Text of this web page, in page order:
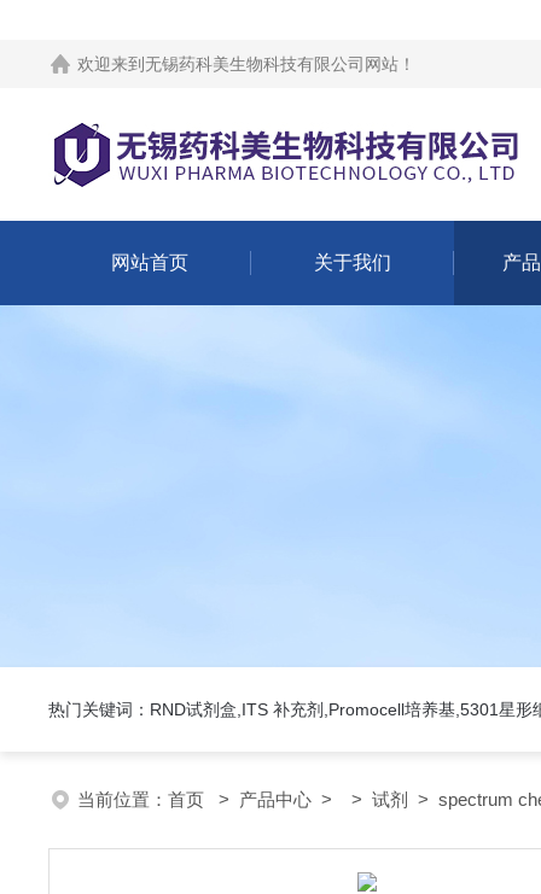
欢迎来到 无锡药科美生物科技有限公司网站 ！
网站首页 关于我们 产
热门关键词：RND试剂盒,ITS 补充剂,Promocell培养基,5301星形
当前位置： 首页 > 产品中心 > > 试剂 > spectrum